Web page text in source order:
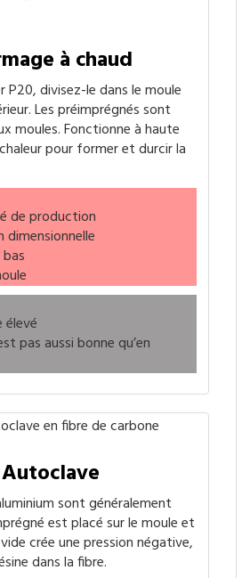
à chaud
P20, divisez-le dans le moule
Les préimprégnés sont
moules. Fonctionne à haute
pour former et durcir la
de production
pas aussi bonne qu’en
Autoclave
sont généralement
est placé sur le moule et
crée une pression négative,
dans la fibre.